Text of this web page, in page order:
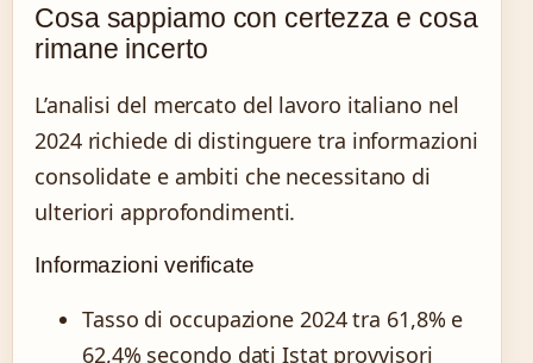
Cosa sappiamo con certezza e cosa
rimane incerto
L’analisi del mercato del lavoro italiano nel
2024 richiede di distinguere tra informazioni
consolidate e ambiti che necessitano di
ulteriori approfondimenti.
Informazioni verificate
Tasso di occupazione 2024 tra 61,8% e
62,4% secondo dati Istat provvisori